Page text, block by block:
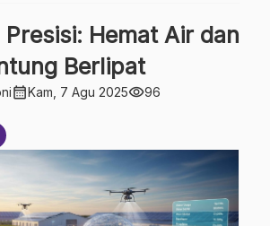
Hemat Air dan
Berlipat
calendar_monthKam, 7 Agu 2025visibility96